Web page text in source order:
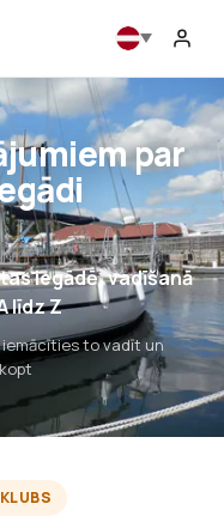
par
iegādē, vadīšanā
līdz Z
iemācīties to vadīt un